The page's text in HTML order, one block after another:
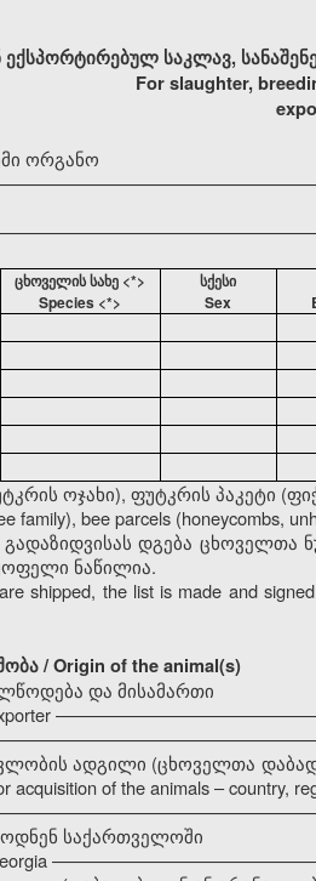
საკლავ,
For slaughter,
ორგანო
ცხოველის სახე <*>
Species <*>
სქესი
Sex
ოჯახი), ფუტკრის პაკეტი
family), bee parcels (honeycombs,
გადაზიდვისას დგება
ნაწილია.
shipped, the list is made and
/ Origin of the animal(s)
და მისამართი
ადგილი (ცხოველთა
acquisition of the animals – country,
საქართველოში